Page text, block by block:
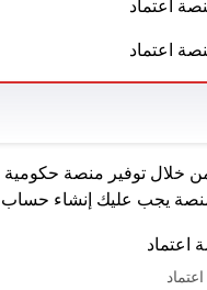
من خلال توفير منصة
يجب عليك إنشاء